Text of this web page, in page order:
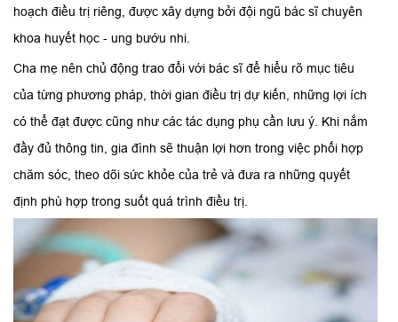
hoạch điều trị riêng, được xây dựng bởi đội ngũ bác sĩ chuyên
khoa huyết học - ung bướu nhi.
Cha mẹ nên chủ động trao đổi với bác sĩ để hiểu rõ mục tiêu
của từng phương pháp, thời gian điều trị dự kiến, những lợi ích
có thể đạt được cũng như các tác dụng phụ cần lưu ý. Khi nắm
đầy đủ thông tin, gia đình sẽ thuận lợi hơn trong việc phối hợp
chăm sóc, theo dõi sức khỏe của trẻ và đưa ra những quyết
định phù hợp trong suốt quá trình điều trị.